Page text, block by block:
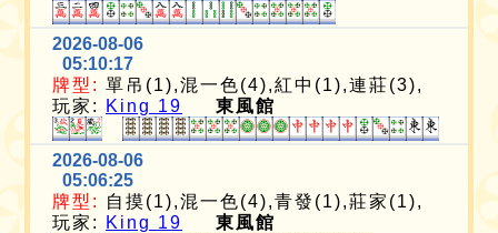
2026-08-06
05:10:17
牌型: 單吊(1),混一色(4),紅中(1),連莊(3),
玩家:
King 19 東風館
2026-08-06
05:06:25
牌型:
自摸(1),混一色(4),青發(1),莊家(1),
玩家:
King 19 東風館